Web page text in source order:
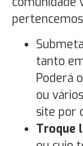
tanto
Poderá
ou
site por
Troque